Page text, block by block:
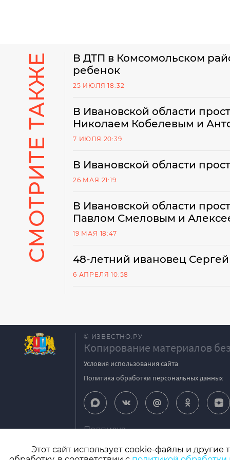
СМОТРИТЕ ТАКЖЕ
В ДТП в Комсомольском
ребенок
25 ИЮЛЯ 18:32
В Ивановской области
Николаем Кобелевым и
7 ИЮЛЯ 20:39
В Ивановской области
26 МАЯ 21:19
В Ивановской области
Павлом Смеловым и
19 МАЯ 18:47
48-летний ивановец
6 АПРЕЛЯ 10:58
© ИЗВЕСТНО.РУ
Копирование материалов
Условия использования сайта
Политика обработки персональных данных
Подписка
Этот сайт использует cookie-файлы и другие